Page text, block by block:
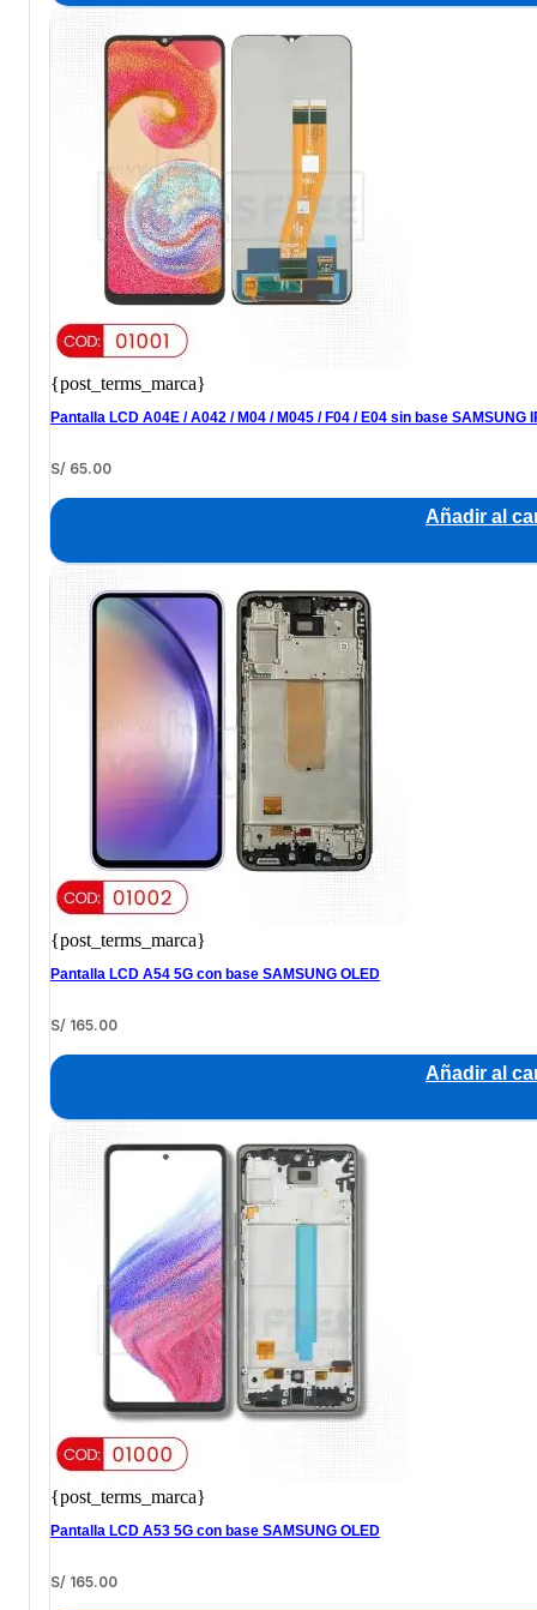
{post_terms_marca}
Pantalla LCD A04E / A042 / M04 / M045 / F04 / E04 sin base SAMSUNG
S/ 65.00
Añadir al
{post_terms_marca}
Pantalla LCD A54 5G con base SAMSUNG OLED
S/ 165.00
Añadir al
{post_terms_marca}
Pantalla LCD A53 5G con base SAMSUNG OLED
S/ 165.00